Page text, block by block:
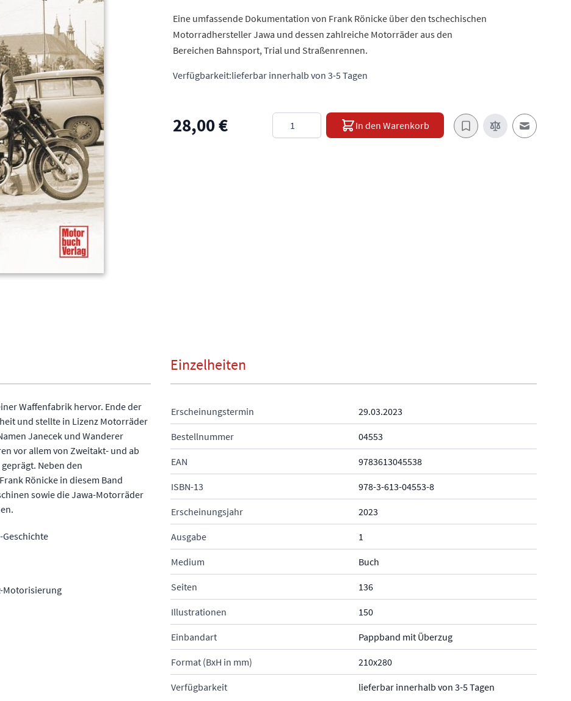
Eine umfassende Dokumentation von Frank Rönicke über den tschechischen
Motorradhersteller Jawa und dessen zahlreiche Motorräder aus den
Bereichen Bahnsport, Trial und Straßenrennen.
Verfügbarkeit:lieferbar innerhalb von 3-5 Tagen
28,00 € Menge In den Warenkorb
E-Mail an
Waffenfabrik hervor. Ende der
und stellte in Lizenz Motorräder
Janecek und Wanderer
vor allem von Zweitakt- und ab
Neben den
Rönicke in diesem Band
sowie die Jawa-Motorräder
Motorisierung
Einzelheiten
Erscheinungstermin 29.03.2023
Bestellnummer 04553
EAN 9783613045538
ISBN-13 978-3-613-04553-8
Erscheinungsjahr 2023
Ausgabe 1
Medium Buch
Seiten 136
Illustrationen 150
Einbandart Pappband mit Überzug
Format (BxH in mm) 210x280
Verfügbarkeit lieferbar innerhalb von 3-5 Tagen